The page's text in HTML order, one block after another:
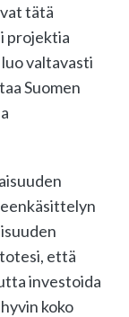
tätä
projektia
valtavasti
Suomen
että
investoida
koko